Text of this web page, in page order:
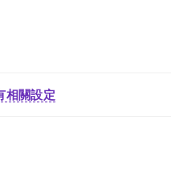
相關設定